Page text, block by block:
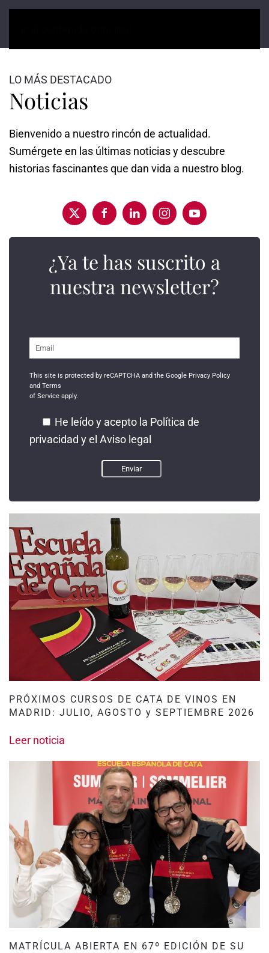
LO MÁS DESTACADO
Noticias
Bienvenido a nuestro rincón de actualidad.
Sumérgete en las últimas noticias y descubre
historias fascinantes que dan vida a nuestro blog.
¿Ya te has suscrito a
nuestra newsletter?
This site is protected by reCAPTCHA and the Google Privacy Policy
and Terms
of Serviceapply.
He leído y acepto la Política de
privacidad y el Aviso legal
PRÓXIMOS CURSOS DE CATA DE VINOS EN
MADRID: JULIO, AGOSTO y SEPTIEMBRE 2026
Leer noticia
MATRÍCULA ABIERTA EN 67º EDICIÓN DE SU